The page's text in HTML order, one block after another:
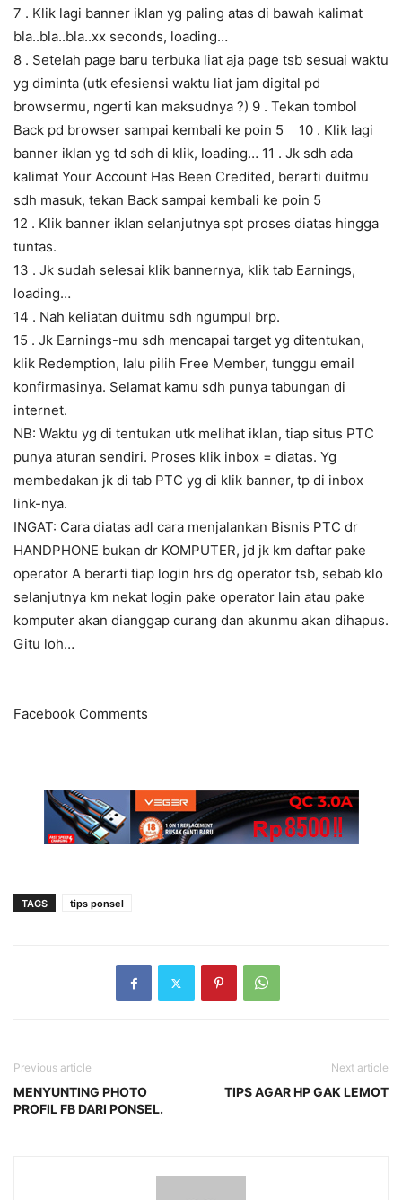
7 . Klik lagi banner iklan yg paling atas di bawah kalimat
bla..bla..bla..xx seconds, loading…
8 . Setelah page baru terbuka liat aja page tsb sesuai waktu
yg diminta (utk efesiensi waktu liat jam digital pd
browsermu, ngerti kan maksudnya ?) 9 . Tekan tombol
Back pd browser sampai kembali ke poin 5 10 . Klik lagi
banner iklan yg td sdh di klik, loading… 11 . Jk sdh ada
kalimat Your Account Has Been Credited, berarti duitmu
sdh masuk, tekan Back sampai kembali ke poin 5
12 . Klik banner iklan selanjutnya spt proses diatas hingga
tuntas.
13 . Jk sudah selesai klik bannernya, klik tab Earnings,
loading…
14 . Nah keliatan duitmu sdh ngumpul brp.
15 . Jk Earnings-mu sdh mencapai target yg ditentukan,
klik Redemption, lalu pilih Free Member, tunggu email
konfirmasinya. Selamat kamu sdh punya tabungan di
internet.
NB: Waktu yg di tentukan utk melihat iklan, tiap situs PTC
punya aturan sendiri. Proses klik inbox = diatas. Yg
membedakan jk di tab PTC yg di klik banner, tp di inbox
link-nya.
INGAT: Cara diatas adl cara menjalankan Bisnis PTC dr
HANDPHONE bukan dr KOMPUTER, jd jk km daftar pake
operator A berarti tiap login hrs dg operator tsb, sebab klo
selanjutnya km nekat login pake operator lain atau pake
komputer akan dianggap curang dan akunmu akan dihapus.
Gitu loh…
Facebook Comments
TAGS tips ponsel
Previous article
MENYUNTING PHOTO
PROFIL FB DARI PONSEL.
Next article
TIPS AGAR HP GAK LEMOT